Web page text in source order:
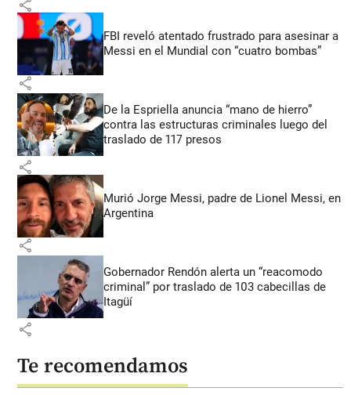
share
FBI reveló atentado frustrado para asesinar a
Messi en el Mundial con “cuatro bombas”
share
De la Espriella anuncia “mano de hierro”
contra las estructuras criminales luego del
traslado de 117 presos
share
Murió Jorge Messi, padre de Lionel Messi, en
Argentina
share
Gobernador Rendón alerta un “reacomodo
criminal” por traslado de 103 cabecillas de
Itagüí
share
Te recomendamos